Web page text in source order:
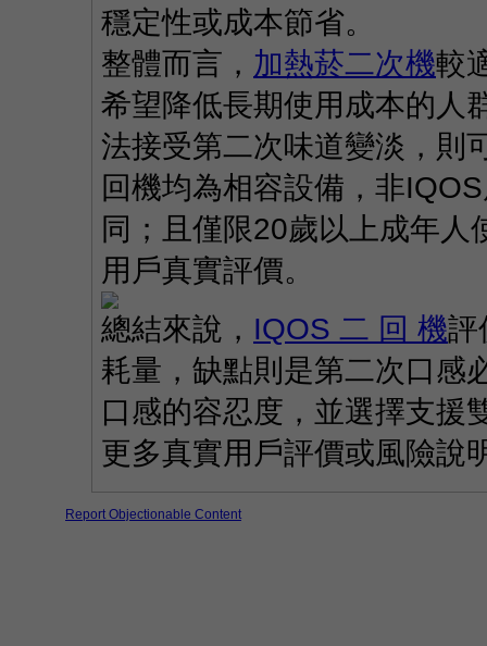
穩定性或成本節省。
整體而言， 加熱菸二次機較
希望降低長期使用成本的人
法接受第二次味道變淡，則
回機均為相容設備，非
同；且僅限20歲以上成年
用戶真實評價。
總結來說， IQOS 二 回 機評
耗量，缺點則是第二次口感
口感的容忍度，並選擇支援
更多真實用戶評價或風險說
Report Objectionable Content